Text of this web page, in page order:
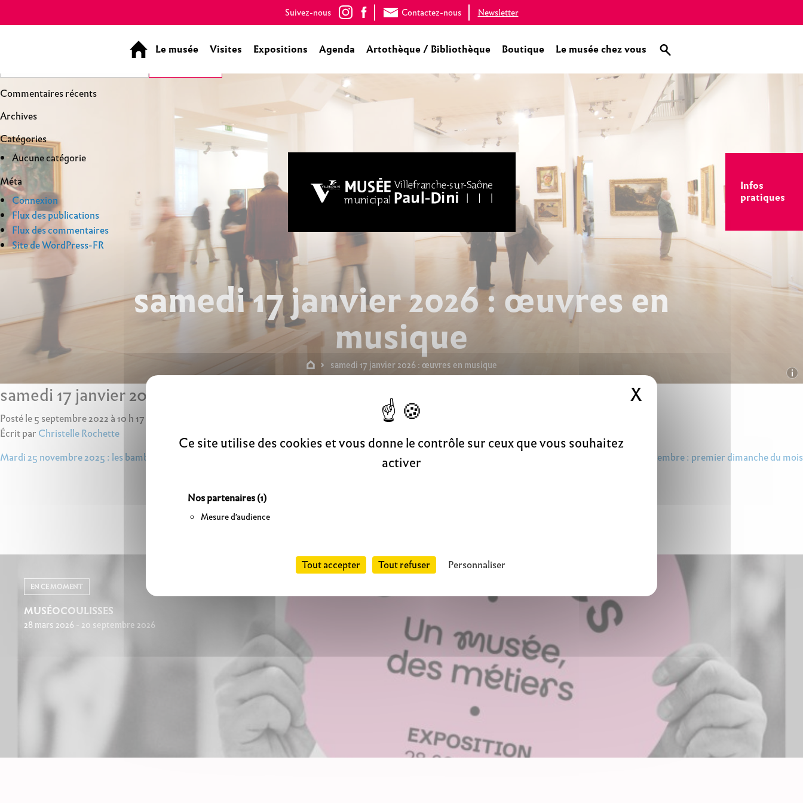
Ce site utilise des cookies et vous donne le contrôle sur ceux que vous souhaitez
activer
Nos partenaires(1)
Mesure d'audience
Tout accepter Tout refuser Personnaliser
X
Suivez-nous Contactez-nous Newsletter
Le musée Visites Expositions Agenda Artothèque / Bibliothèque Boutique Le musée chez vous
Infos
pratiques
samedi 17 janvier 2026 : œuvres en
musique
samedi 17 janvier 2026 : œuvres en musique
samedi 17 janvier 2026 : œuvres en musique
Posté le 5 septembre 2022 à 10 h 17 min.
Écrit par Christelle Rochette
Navigation
Mardi 25 novembre 2025 : les bambins babillent Dimanche 5 novembre : premier dimanche du mois
Commentaires récents
Archives
Catégories
Aucune catégorie
Méta
Connexion
Flux des publications
Flux des commentaires
Site de WordPress-FR
EN CE MOMENT
MUSÉOCOULISSES
28 mars 2026 - 20 septembre 2026